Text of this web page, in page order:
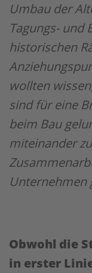
Umbau der
Tagungs- und
historischen
wollten
sind für eine
beim Bau
miteinander
Unternehmen
Obwohl die
in erster